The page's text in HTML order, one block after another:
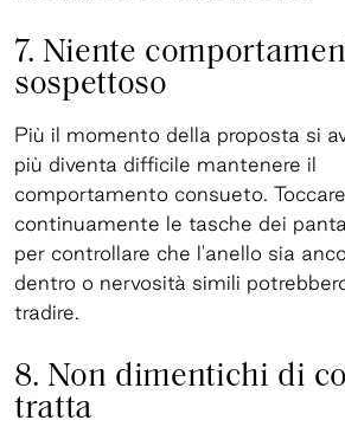
7. Niente
sospettoso
Più il momento della proposta si
più diventa difficile mantenere il
comportamento consueto. Toccare
continuamente le tasche dei
per controllare che l'anello sia
dentro o nervosità simili
tradire.
8. Non dimentichi di
tratta